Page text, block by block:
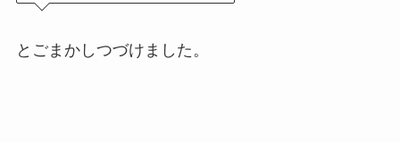
とごまかしつづけました。